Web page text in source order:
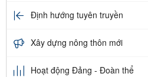
Định hướng tuyên truyền
Xây dựng nông thôn mới
Hoạt động Đảng - Đoàn thể